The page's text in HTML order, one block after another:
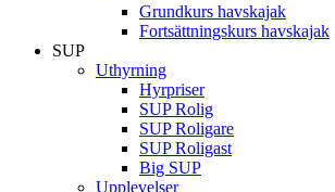
Grundkurs havskajak
Fortsättningskurs havskajak
SUP
Uthyrning
Hyrpriser
SUP Rolig
SUP Roligare
SUP Roligast
Big SUP
Upplevelser